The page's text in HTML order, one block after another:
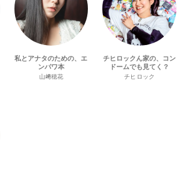
私とアナタのための、エ
ンパワ本
山﨑穂花
チヒロックん家の、コン
ドームでも見てく？
チヒロック